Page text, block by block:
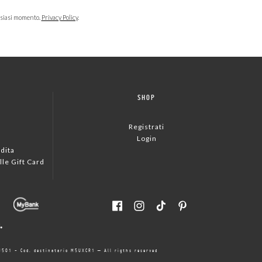
momento. Privacy Policy.
Gift Card
SHOP
Registrati
Login
- Cod. destinatario M5UXCR1 – All rigths reserved